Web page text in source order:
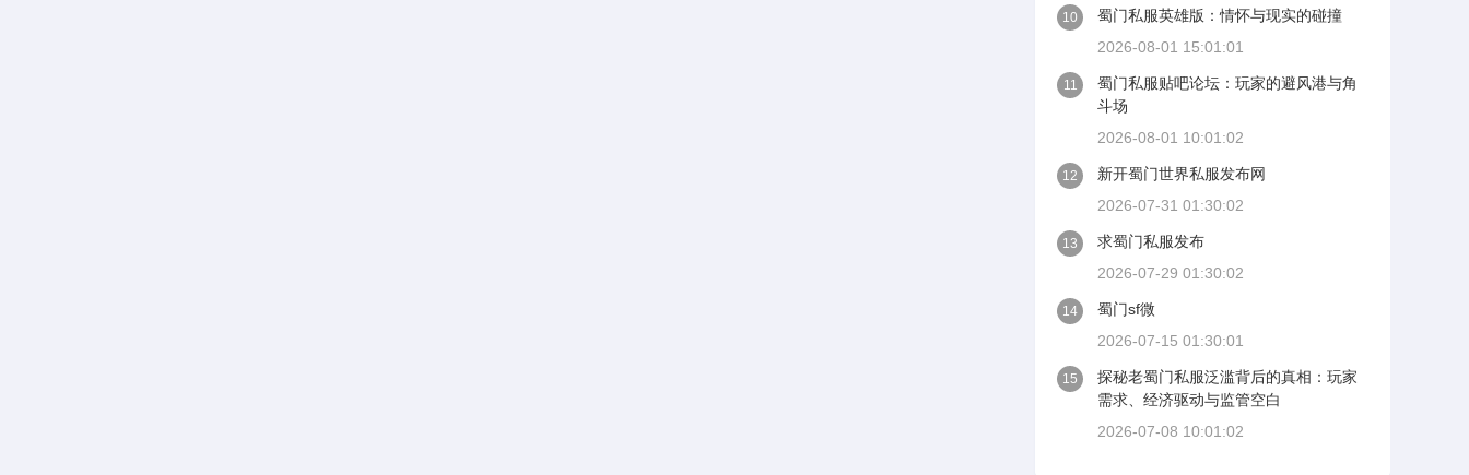
10
蜀门私服英雄版：情怀与现实的碰撞
2026-08-01 15:01:01
11
蜀门私服贴吧论坛：玩家的避风港与角
斗场
2026-08-01 10:01:02
12
新开蜀门世界私服发布网
2026-07-31 01:30:02
13
求蜀门私服发布
2026-07-29 01:30:02
14
蜀门sf微
2026-07-15 01:30:01
15
探秘老蜀门私服泛滥背后的真相：玩家
需求、经济驱动与监管空白
2026-07-08 10:01:02